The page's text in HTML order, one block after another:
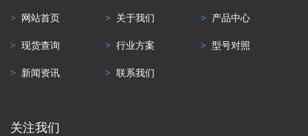
> 网站首页 > 关于我们 > 产品中心
> 现货查询 >行业方案 > 型号对照
> 新闻资讯 >联系我们
关注我们